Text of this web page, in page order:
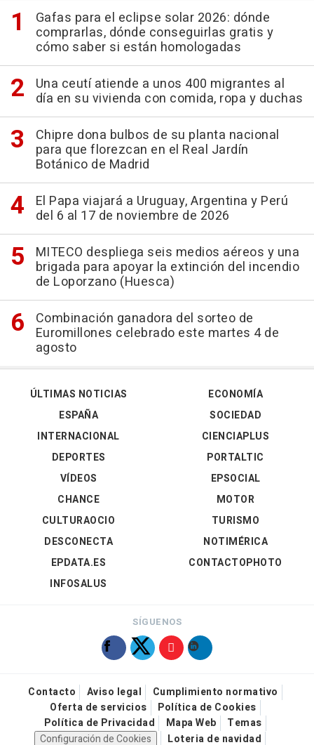
Gafas para el eclipse solar 2026: dónde
comprarlas, dónde conseguirlas gratis y
cómo saber si están homologadas
Una ceutí atiende a unos 400 migrantes al
día en su vivienda con comida, ropa y duchas
Chipre dona bulbos de su planta nacional
para que florezcan en el Real Jardín
Botánico de Madrid
El Papa viajará a Uruguay, Argentina y Perú
del 6 al 17 de noviembre de 2026
MITECO despliega seis medios aéreos y una
brigada para apoyar la extinción del incendio
de Loporzano (Huesca)
Combinación ganadora del sorteo de
Euromillones celebrado este martes 4 de
agosto
ÚLTIMAS NOTICIAS
ESPAÑA
INTERNACIONAL
DEPORTES
VÍDEOS
ECONOMÍA
SOCIEDAD
CIENCIAPLUS
PORTALTIC
EPSOCIAL
CHANCE
CULTURAOCIO
DESCONECTA
EPDATA.ES
INFOSALUS
MOTOR
TURISMO
NOTIMÉRICA
CONTACTOPHOTO
SÍGUENOS
Contacto Aviso legal
Cumplimiento normativo
Oferta de servicios
Política de Cookies
Política de Privacidad
Mapa Web
Temas
Configuración de Cookies
Loteria de navidad